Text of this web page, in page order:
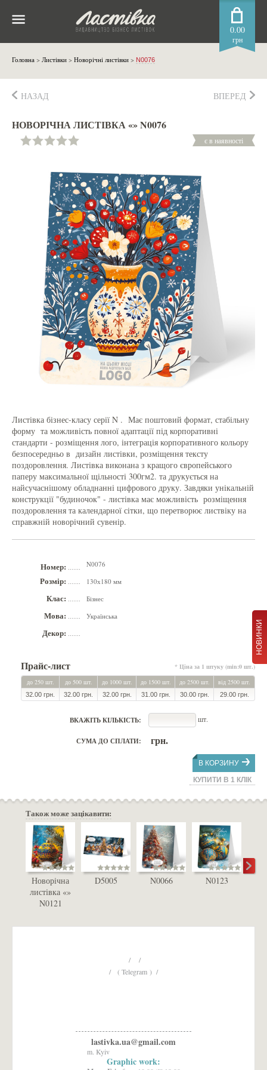
0.00
грн
Головна > Листівки > Новорічні листівки > N0076
НОВИНКИ
НАЗАД ВПЕРЕД
НОВОРІЧНА ЛИСТІВКА «» N0076
є в наявності
Листівка бізнес-класу серії N . Має поштовий формат, стабільну
форму та можливість повної адаптації під корпоративні
стандарти - розміщення лого, інтеграція корпоративного кольору
безпосередньо в дизайн листівки, розміщення тексту
поздоровлення. Листівка виконана з кращого європейського
паперу максимальної щільності 300гм2. та друкується на
найсучаснішому обладнанні цифрового друку. Завдяки унікальній
конструкції "будиночок" - листівка має можливість розміщення
поздоровлення та календарної сітки, що перетворює листвіку на
справжній новорічний сувенір.
Номер: N0076
Розмір: 130х180 мм
Клас: Бізнес
Мова: Українська
Декор:
Прайс-лист
* Ціна за 1 штуку (min:0 шт.)
до 250 шт.
до 500 шт. до 1000 шт. до 1500 шт. до 2500 шт. від 2500 шт.
32.00 грн. 32.00 грн. 32.00 грн. 31.00 грн. 30.00 грн. 29.00 грн.
ВКАЖІТЬ КІЛЬКІСТЬ: шт.
СУМА ДО СПЛАТИ: грн.
В КОРЗИНУ
КУПИТИ В 1 КЛІК
Також може зацікавити:
Новорічна
листівка «»
N0121
D5005 N0066 N0123
/ /
/ ( Telegram ) /
lastivka.ua@gmail.com
m. Kyiv
Graphic work: